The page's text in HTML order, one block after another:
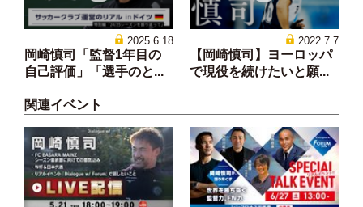
2025.6.18
岡崎慎司「監督1年目の
自己評価」「選手のと...
2022.7.7
【岡崎慎司】ヨーロッパ
で現役を続けたいと願...
関連イベント